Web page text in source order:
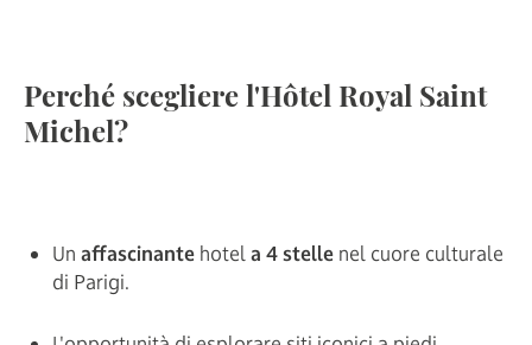
Perché scegliere l'Hôtel Royal Saint
Michel?
Un affascinante hotela 4 stelle nel cuore culturale
di Parigi.